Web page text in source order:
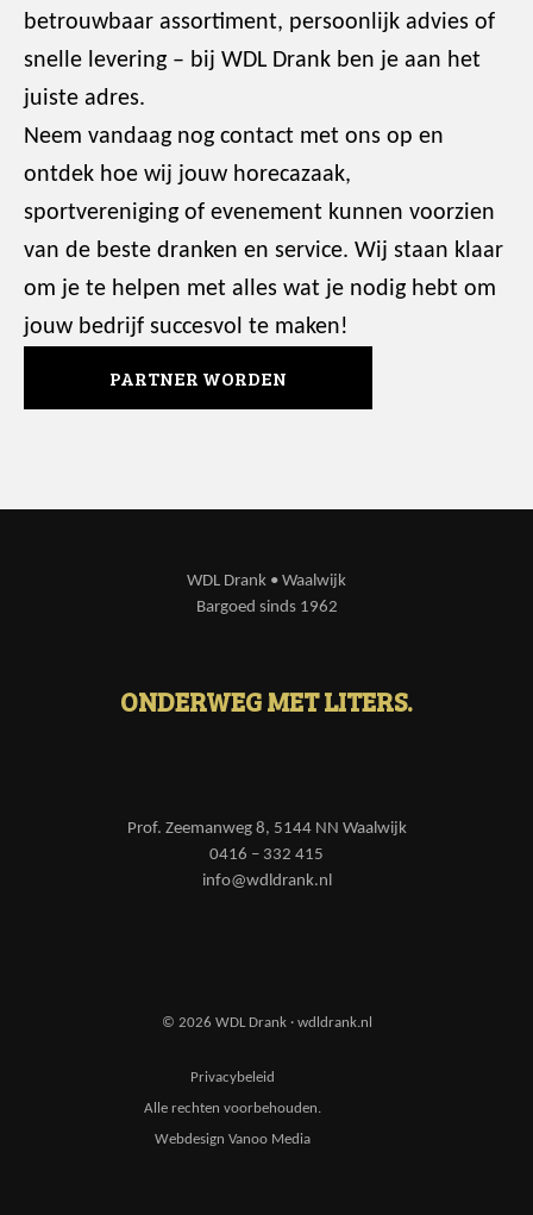
betrouwbaar assortiment, persoonlijk advies of
snelle levering – bij WDL Drank ben je aan het
juiste adres.
Neem vandaag nog contact met ons op en
ontdek hoe wij jouw horecazaak,
sportvereniging of evenement kunnen voorzien
van de beste dranken en service. Wij staan klaar
om je te helpen met alles wat je nodig hebt om
jouw bedrijf succesvol te maken!
PARTNER WORDEN
WDL Drank • Waalwijk
Bargoed sinds 1962
ONDERWEG MET LITERS.
Prof. Zeemanweg 8, 5144 NN Waalwijk
0416 – 332 415
info@wdldrank.nl
© 2026 WDL Drank · wdldrank.nl
Privacybeleid
Alle rechten voorbehouden.
Webdesign Vanoo Media